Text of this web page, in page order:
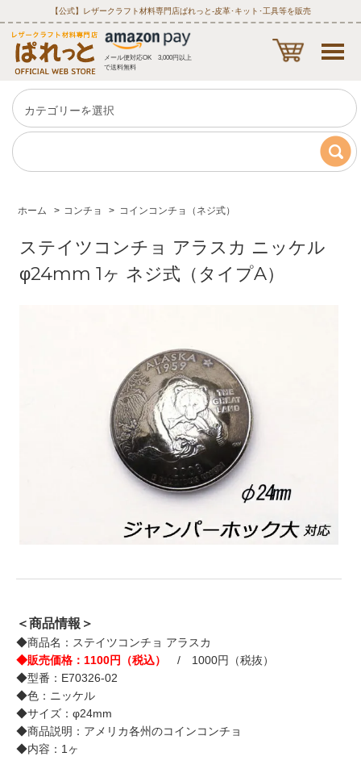
【公式】レザークラフト材料専門店ぱれっと‐皮革･キット･工具等を販売
メール便対応OK 3,000円以上
で送料無料
ホーム > コンチョ > コインコンチョ（ネジ式）
ステイツコンチョ アラスカ ニッケル
φ24mm 1ヶ ネジ式（タイプA）
＜商品情報＞
◆商品名：ステイツコンチョ アラスカ
◆販売価格：1100円（税込）
/ 1000円（税抜）
◆型番：E70326-02
◆色：ニッケル
◆サイズ：φ24mm
◆商品説明：アメリカ各州のコインコンチョ
◆内容：1ヶ